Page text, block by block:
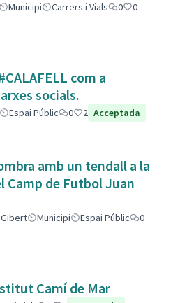
Municipi Carrers i Vials 0
0
com a
socials.
Espai Públic 0 2 Acceptada
amb un tendall a la
Camp de Futbol Juan
Municipi Espai Públic
0
Camí de Mar